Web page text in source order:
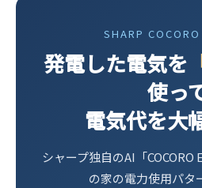
SHARP COCORO
発電した電気を
使っ
電気代を大
シャープ独自のAI「COCORO
の家の電力使用パタ